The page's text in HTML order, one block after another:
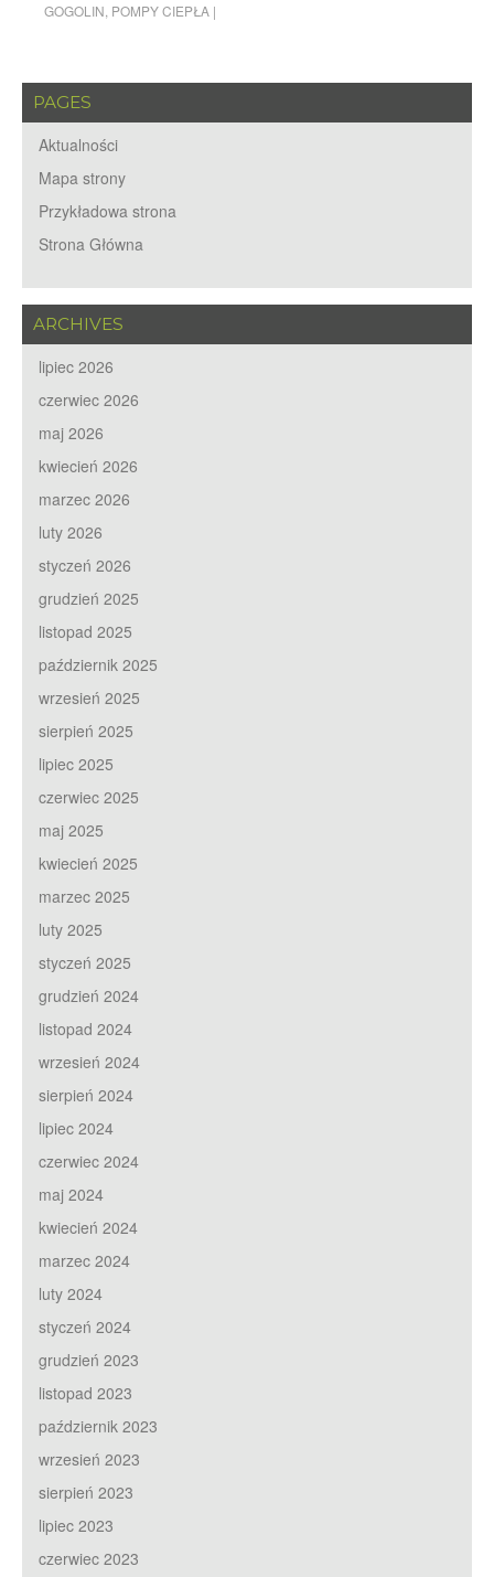
GOGOLIN POMPY CIEPŁA |
PAGES
Aktualności
Mapa strony
Przykładowa strona
Strona Główna
ARCHIVES
lipiec 2026
czerwiec 2026
maj 2026
kwiecień 2026
marzec 2026
luty 2026
styczeń 2026
grudzień 2025
listopad 2025
październik 2025
wrzesień 2025
sierpień 2025
lipiec 2025
czerwiec 2025
maj 2025
kwiecień 2025
marzec 2025
luty 2025
styczeń 2025
grudzień 2024
listopad 2024
wrzesień 2024
sierpień 2024
lipiec 2024
czerwiec 2024
maj 2024
kwiecień 2024
marzec 2024
luty 2024
styczeń 2024
grudzień 2023
listopad 2023
październik 2023
wrzesień 2023
sierpień 2023
lipiec 2023
czerwiec 2023